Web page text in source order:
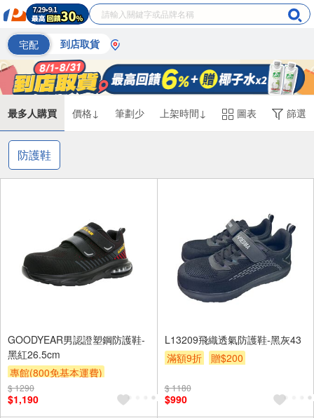
宅配 到店取貨
最多人購買 價格↓ 筆劃少 上架時間↓ 圖表 篩選
防護鞋
GOODYEAR男認證塑鋼防護鞋-
黑紅26.5cm
專館(800免基本運費)
滿額9折
$ 1290
$1,190
L13209飛織透氣防護鞋-黑灰43
滿額9折
贈$200
$ 1180
$990